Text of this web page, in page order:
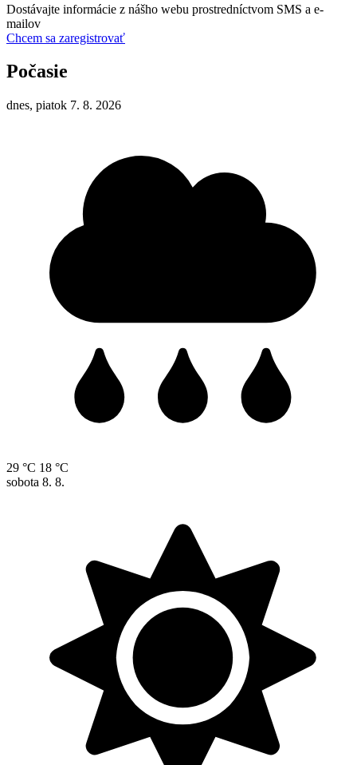
Dostávajte informácie z nášho webu prostredníctvom SMS a e-
mailov
Chcem sa zaregistrovať
Počasie
dnes, piatok 7. 8. 2026
29 °C 18 °C
sobota 8. 8.